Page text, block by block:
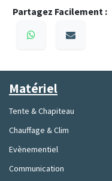
Partagez Facilement :
Matériel
Tente & Chapiteau
Chauffage & Clim
Evènementiel
Communication